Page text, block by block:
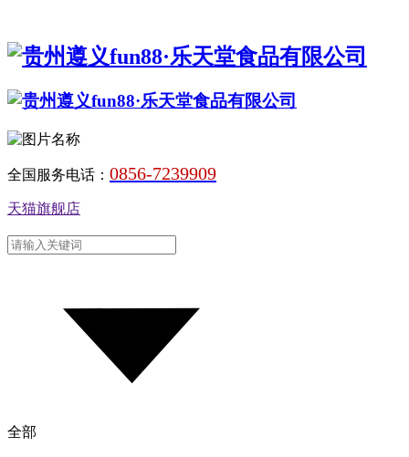
全国服务电话： 0856-7239909
天猫旗舰店
全部